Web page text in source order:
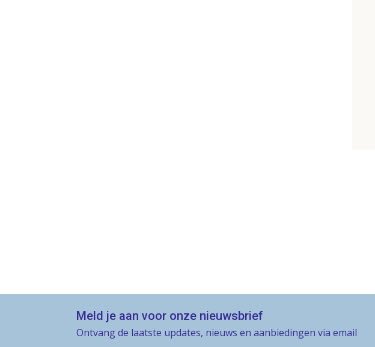
Meld je aan voor onze nieuwsbrief
Ontvang de laatste updates, nieuws en aanbiedingen via email